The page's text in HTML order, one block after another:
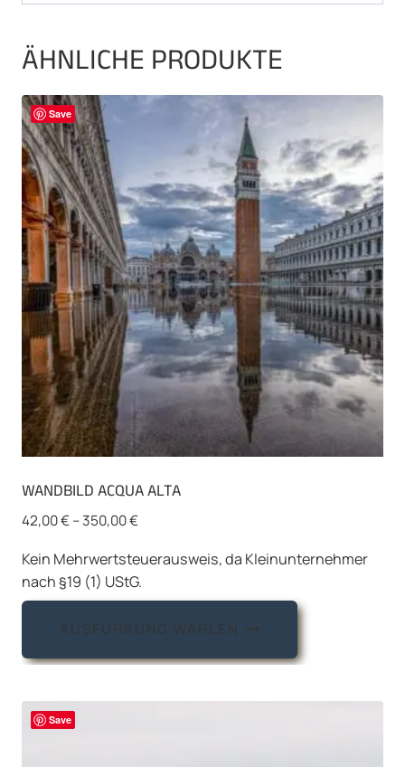
ÄHNLICHE PRODUKTE
Save
WANDBILD ACQUA ALTA
42,00€–350,00€
Kein Mehrwertsteuerausweis, da Kleinunternehmer
nach §19 (1) UStG.
AUSFÜHRUNG WÄHLEN
Dieses
weist
Save